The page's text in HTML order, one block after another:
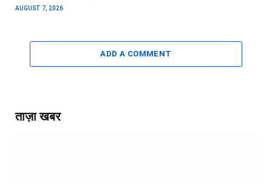
AUGUST 7, 2026
ADD A COMMENT
ताज़ा खबर